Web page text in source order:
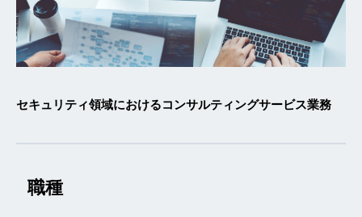
セキュリティ領域におけるコンサルティングサービス業務
職種